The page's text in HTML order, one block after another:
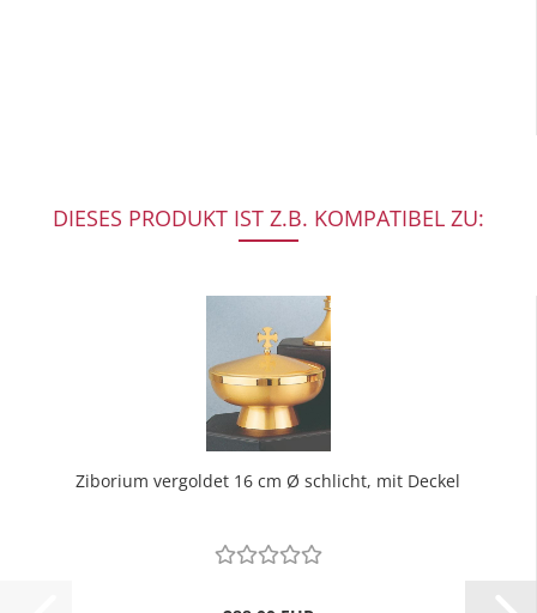
DIESES PRODUKT IST Z.B. KOMPATIBEL ZU:
Ziborium vergoldet 16 cm Ø schlicht, mit Deckel